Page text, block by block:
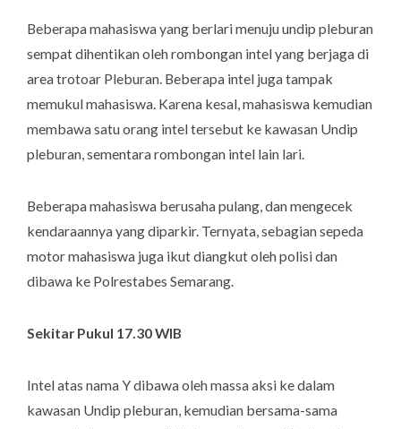
Beberapa mahasiswa yang berlari menuju undip pleburan
sempat dihentikan oleh rombongan intel yang berjaga di
area trotoar Pleburan. Beberapa intel juga tampak
memukul mahasiswa. Karena kesal, mahasiswa kemudian
membawa satu orang intel tersebut ke kawasan Undip
pleburan, sementara rombongan intel lain lari.
Beberapa mahasiswa berusaha pulang, dan mengecek
kendaraannya yang diparkir. Ternyata, sebagian sepeda
motor mahasiswa juga ikut diangkut oleh polisi dan
dibawa ke Polrestabes Semarang.
Sekitar Pukul 17.30 WIB
Intel atas nama Y dibawa oleh massa aksi ke dalam
kawasan Undip pleburan, kemudian bersama-sama